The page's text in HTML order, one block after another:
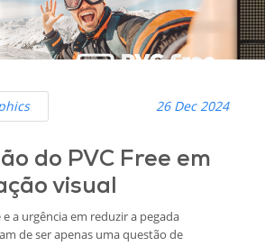
26 Dec 2024
do PVC Free em
visual
a urgência em reduzir a pegada
de ser apenas uma questão de